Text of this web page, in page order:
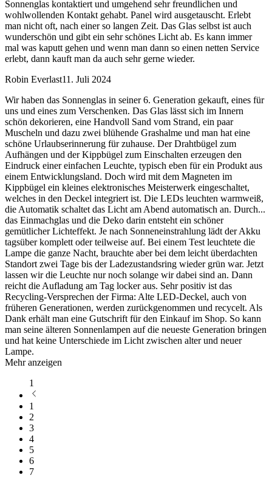
Sonnenglas kontaktiert und umgehend sehr freundlichen und
wohlwollenden Kontakt gehabt. Panel wird ausgetauscht. Erlebt
man nicht oft, nach einer so langen Zeit. Das Glas selbst ist auch
wunderschön und gibt ein sehr schönes Licht ab. Es kann immer
mal was kaputt gehen und wenn man dann so einen netten Service
erlebt, dann kauft man da auch sehr gerne wieder.
Robin Everlast11. Juli 2024
Wir haben das Sonnenglas in seiner 6. Generation gekauft, eines für
uns und eines zum Verschenken. Das Glas lässt sich im Innern
schön dekorieren, eine Handvoll Sand vom Strand, ein paar
Muscheln und dazu zwei blühende Grashalme und man hat eine
schöne Urlaubserinnerung für zuhause. Der Drahtbügel zum
Aufhängen und der Kippbügel zum Einschalten erzeugen den
Eindruck einer einfachen Leuchte, typisch eben für ein Produkt aus
einem Entwicklungsland. Doch wird mit dem Magneten im
Kippbügel ein kleines elektronisches Meisterwerk eingeschaltet,
welches in den Deckel integriert ist. Die LEDs leuchten warmweiß,
die Automatik schaltet das Licht am Abend automatisch an. Durch...
das Einmachglas und die Deko darin entsteht ein schöner
gemütlicher Lichteffekt. Je nach Sonneneinstrahlung lädt der Akku
tagsüber komplett oder teilweise auf. Bei einem Test leuchtete die
Lampe die ganze Nacht, brauchte aber bei dem leicht überdachten
Standort zwei Tage bis der Ladezustandsring wieder grün war. Jetzt
lassen wir die Leuchte nur noch solange wir dabei sind an. Dann
reicht die Aufladung am Tag locker aus. Sehr positiv ist das
Recycling-Versprechen der Firma: Alte LED-Deckel, auch von
früheren Generationen, werden zurückgenommen und recycelt. Als
Dank erhält man eine Gutschrift für den Einkauf im Shop. So kann
man seine älteren Sonnenlampen auf die neueste Generation bringen
und hat keine Unterschiede im Licht zwischen alter und neuer
Lampe.
Mehr anzeigen
1
1
2
3
4
5
6
7